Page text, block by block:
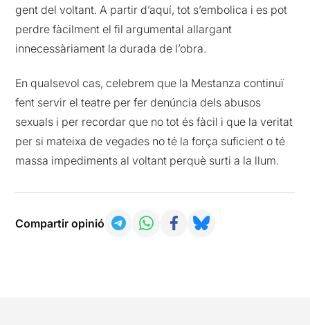
gent del voltant. A partir d’aquí, tot s’embolica i es pot
perdre fàcilment el fil argumental allargant
innecessàriament la durada de l’obra.
En qualsevol cas, celebrem que la Mestanza continuï
fent servir el teatre per fer denúncia dels abusos
sexuals i per recordar que no tot és fàcil i que la veritat
per si mateixa de vegades no té la força suficient o té
massa impediments al voltant perquè surti a la llum.
Compartir opinió